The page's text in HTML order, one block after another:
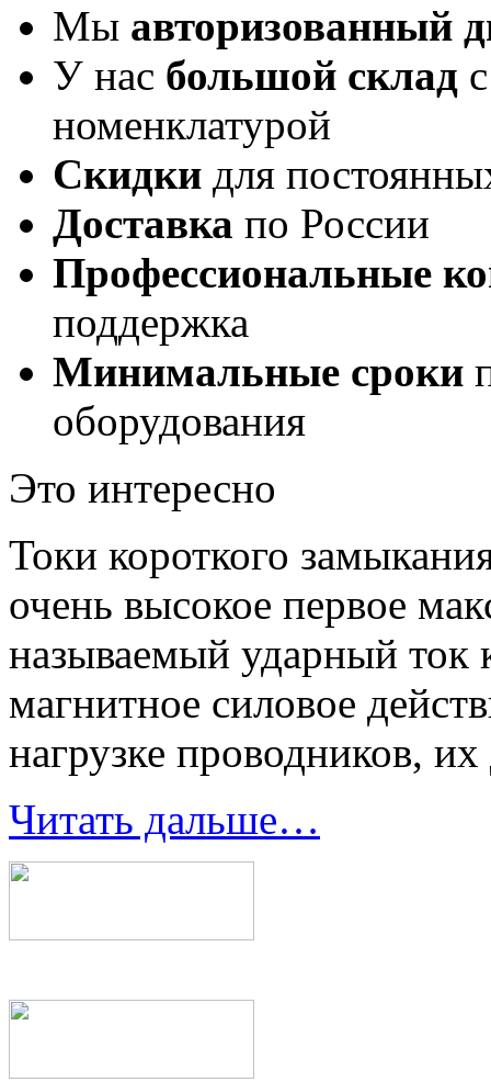
Мы авторизованный
У нас большой склад
номенклатурой
Скидки для
Доставка по России
Профессиональные
поддержка
Минимальные сроки
оборудования
Это интересно
Токи короткого
очень высокое первое
называемый ударный ток
магнитное силовое
нагрузке проводников,
Читать дальше…